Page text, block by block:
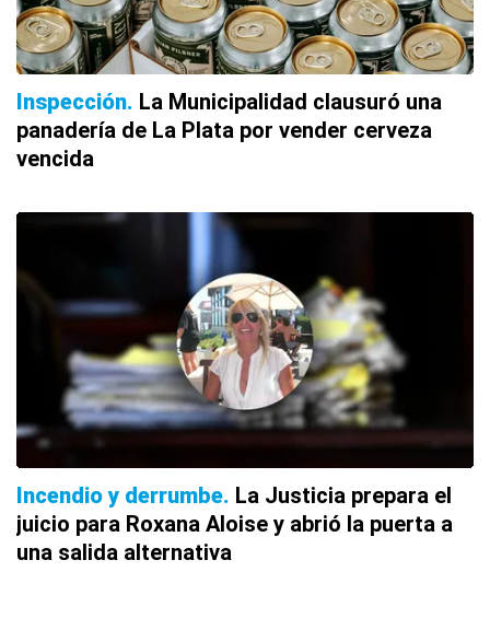
Inspección La Municipalidad clausuró una
panadería de La Plata por vender cerveza
vencida
Incendio y derrumbe La Justicia prepara el
juicio para Roxana Aloise y abrió la puerta a
una salida alternativa